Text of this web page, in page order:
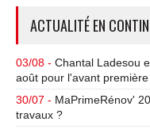
ACTUALITÉ EN
03/08 - Chantal Ladesou
août pour l'avant
30/07 - MaPrimeRénov'
travaux ?